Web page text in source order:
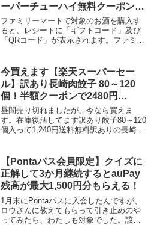
ーパーチューハイ無料クーポンが
もらえる
ファミリーマートで対象のお酒を購入す
ると、レシートに「ギフトコード」及び
「QRコード」が表示されます。ファミペ
えます！対象商品はこちら▼対象期間
2024年1月16...
今買えます【楽天スーパーセー
ル】訳あり長崎肉餃子 80～120
個！半額クーポンで2480円
→1240円送料無料！
昼間売り切れましたが、今なら買えま
す。在庫復活してます訳あり餃子80～120
個入って1,240円送料無料訳ありの長崎餃
程で規格外になったものを訳あ...
【Pontaパス会員限定】クイズに
正解して3か月継続するとauPay
残高が最大1,500円分もらえる！
1月末にPontaパスに入会したんですが、
ロウさんに教えてもらって引き止めのや
ってみたら、わたしも対象でした。該当